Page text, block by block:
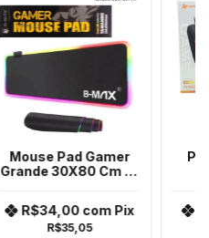
Mouse Pad Gamer
Grande 30X80 Cm C/
R$35,05
R$34,00 com Pix